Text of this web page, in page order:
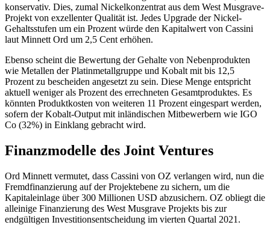
konservativ. Dies, zumal Nickelkonzentrat aus dem West Musgrave-
Projekt von exzellenter Qualität ist. Jedes Upgrade der Nickel-
Gehaltsstufen um ein Prozent würde den Kapitalwert von Cassini
laut Minnett Ord um 2,5 Cent erhöhen.
Ebenso scheint die Bewertung der Gehalte von Nebenprodukten
wie Metallen der Platinmetallgruppe und Kobalt mit bis 12,5
Prozent zu bescheiden angesetzt zu sein. Diese Menge entspricht
aktuell weniger als Prozent des errechneten Gesamtproduktes. Es
könnten Produktkosten von weiteren 11 Prozent eingespart werden,
sofern der Kobalt-Output mit inländischen Mitbewerbern wie IGO
Co (32%) in Einklang gebracht wird.
Finanzmodelle des Joint Ventures
Ord Minnett vermutet, dass Cassini von OZ verlangen wird, nun die
Fremdfinanzierung auf der Projektebene zu sichern, um die
Kapitaleinlage über 300 Millionen USD abzusichern. OZ obliegt die
alleinige Finanzierung des West Musgrave Projekts bis zur
endgültigen Investitionsentscheidung im vierten Quartal 2021.